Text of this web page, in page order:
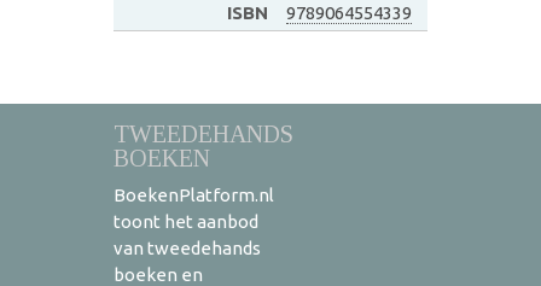
ISBN
9789064554339
TWEEDEHANDS
BOEKEN
BoekenPlatform.nl
toont het aanbod
van tweedehands
boeken en